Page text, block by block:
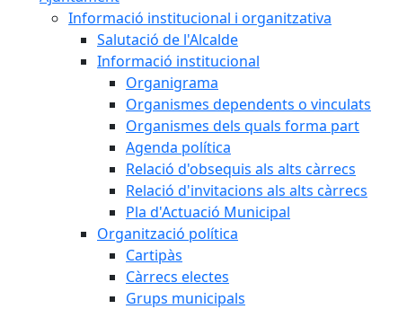
Informació institucional i organitzativa
Salutació de l'Alcalde
Informació institucional
Organigrama
Organismes dependents o vinculats
Organismes dels quals forma part
Agenda política
Relació d'obsequis als alts càrrecs
Relació d'invitacions als alts càrrecs
Pla d'Actuació Municipal
Organització política
Cartipàs
Càrrecs electes
Grups municipals